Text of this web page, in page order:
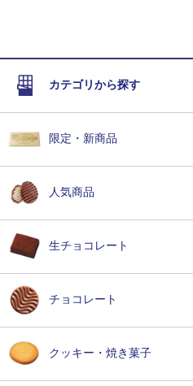
カテゴリから探す
限定・新商品
人気商品
生チョコレート
チョコレート
クッキー・焼き菓子